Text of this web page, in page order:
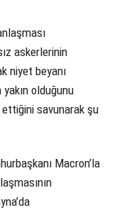
askerlerinin
niyet beyanı
yakın olduğunu
ettiğini savunarak şu
Macron’la